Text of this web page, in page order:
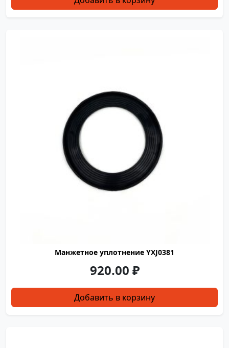
Манжетное уплотнение YXJ0381
920.00 ₽
Добавить в корзину